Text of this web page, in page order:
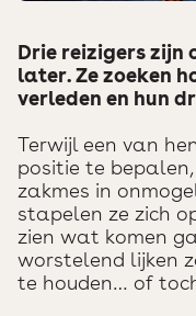
Drie reizigers zijn
later. Ze zoeken
verleden en hun
Terwijl een van
positie te
zakmes in
stapelen ze zich
zien wat komen
worstelend lijken
te houden… of